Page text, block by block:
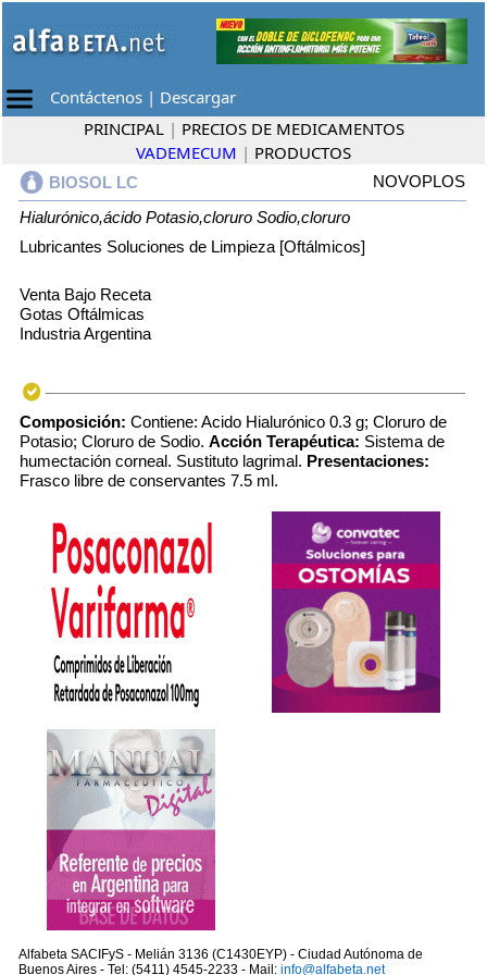
Contáctenos | Descargar
PRINCIPAL | PRECIOS DE MEDICAMENTOS
VADEMECUM | PRODUCTOS
BIOSOL LC
NOVOPLOS
Hialurónico,ácido Potasio,cloruro Sodio,cloruro
Lubricantes Soluciones de Limpieza [Oftálmicos]
Venta Bajo Receta
Gotas Oftálmicas
Industria Argentina
Composición: Contiene: Acido Hialurónico 0.3 g; Cloruro de
Potasio; Cloruro de Sodio. Acción Terapéutica: Sistema de
humectación corneal. Sustituto lagrimal. Presentaciones:
Frasco libre de conservantes 7.5 ml.
Alfabeta SACIFyS - Melián 3136 (C1430EYP) - Ciudad Autónoma de
Buenos Aires - Tel: (5411) 4545-2233 - Mail: info@alfabeta.net